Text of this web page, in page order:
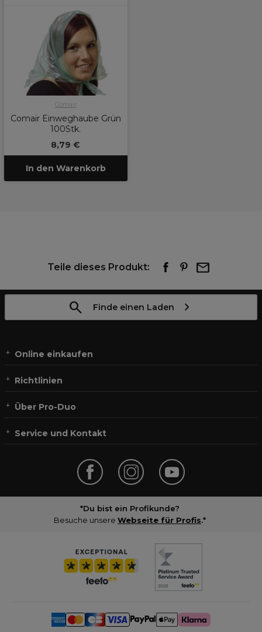
Comair
Comair Einweghaube Grün
100Stk.
8,79 €
In den Warenkorb
Teile dieses Produkt:
Finde einen Laden
Online einkaufen
Richtlinien
Über Pro-Duo
Service und Kontakt
*Du bist ein Profikunde?
Besuche unsere Webseite für Profis.*